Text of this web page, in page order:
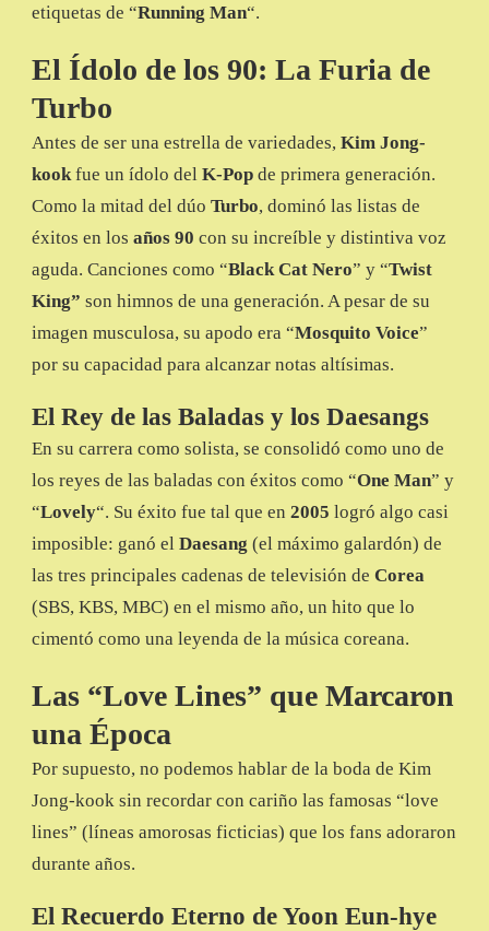
etiquetas de “Running Man“.
El Ídolo de los 90: La Furia de
Turbo
Antes de ser una estrella de variedades, Kim Jong-
kook fue un ídolo del K-Pop de primera generación.
Como la mitad del dúo Turbo, dominó las listas de
éxitos en los años 90 con su increíble y distintiva voz
aguda. Canciones como “Black Cat Nero” y “Twist
King” son himnos de una generación. A pesar de su
imagen musculosa, su apodo era “Mosquito Voice”
por su capacidad para alcanzar notas altísimas.
El Rey de las Baladas y los Daesangs
En su carrera como solista, se consolidó como uno de
los reyes de las baladas con éxitos como “One Man” y
“Lovely“. Su éxito fue tal que en 2005 logró algo casi
imposible: ganó el Daesang (el máximo galardón) de
las tres principales cadenas de televisión de Corea
(SBS, KBS, MBC) en el mismo año, un hito que lo
cimentó como una leyenda de la música coreana.
Las “Love Lines” que Marcaron
una Época
Por supuesto, no podemos hablar de la boda de Kim
Jong-kook sin recordar con cariño las famosas “love
lines” (líneas amorosas ficticias) que los fans adoraron
durante años.
El Recuerdo Eterno de Yoon Eun-hye